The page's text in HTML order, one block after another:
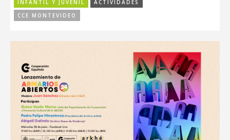
INFANTIL Y JUVENIL
ACTIVIDADES
CCE MONTEVIDEO